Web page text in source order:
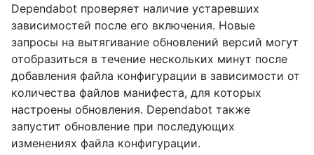
Dependabot проверяет наличие устаревших
зависимостей после его включения. Новые
запросы на вытягивание обновлений версий могут
отобразиться в течение нескольких минут после
добавления файла конфигурации в зависимости от
количества файлов манифеста, для которых
настроены обновления. Dependabot также
запустит обновление при последующих
изменениях файла конфигурации.